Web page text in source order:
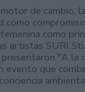
de cambio, la
como
como
artistas SURI
"A la
evento que